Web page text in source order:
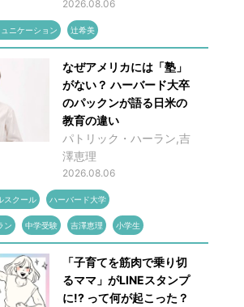
2026.08.06
ニケーション 辻希美
なぜアメリカには「塾」
がない？ ハーバード大卒
のパックンが語る日米の
教育の違い
パトリック・ハーラン,吉
澤恵理
2026.08.06
スクール ハーバード大学
ン 中学受験 吉澤恵理 小学生
「子育てを筋肉で乗り切
るママ」がLINEスタンプ
に!? って何が起こった？